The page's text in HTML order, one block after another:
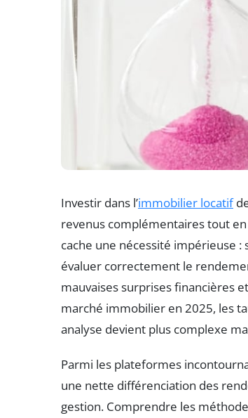
Investir dans l’immobilier locatif
revenus complémentaires tout
cache une nécessité impérieuse
évaluer correctement le
mauvaises surprises financières
marché immobilier en 2025, les
analyse devient plus complexe
Parmi les plateformes
une nette différenciation des
gestion. Comprendre les